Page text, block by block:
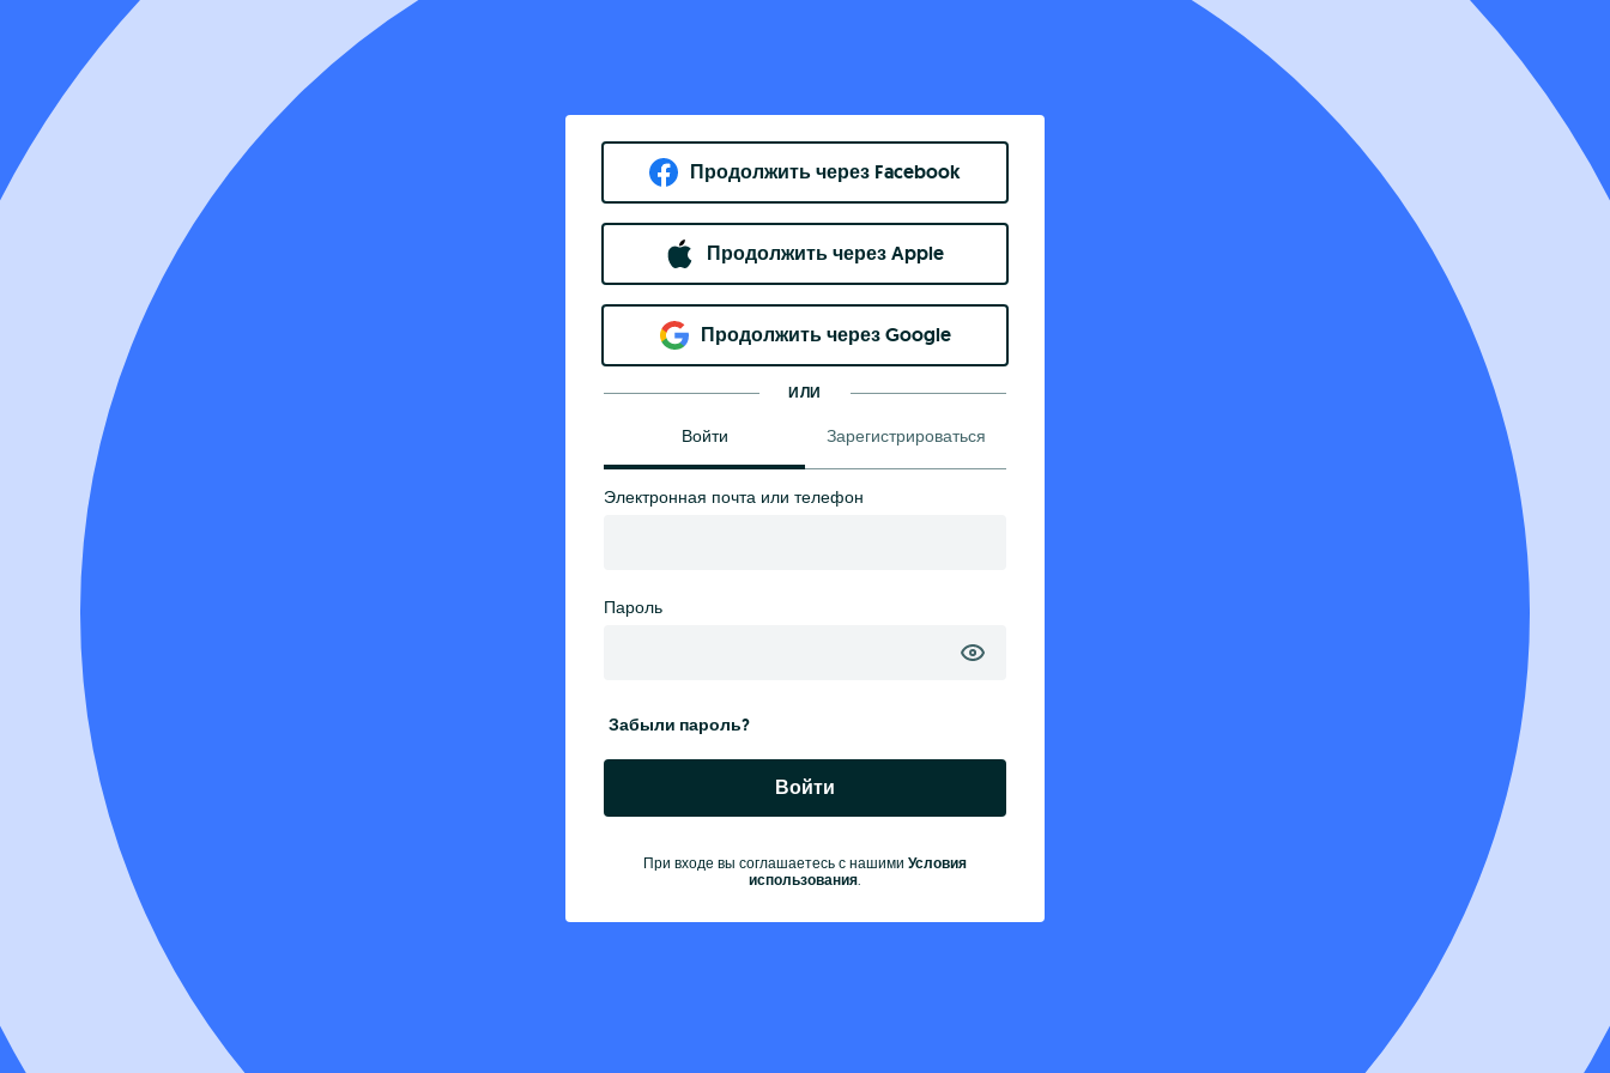
Продолжить через Facebook
Продолжить через Apple
Продолжить через Google
ИЛИ
Войти Зарегистрироваться
Электронная почта или телефон
Пароль
Забыли пароль?
Войти
При входе вы соглашаетесь с нашими Условия
использования.